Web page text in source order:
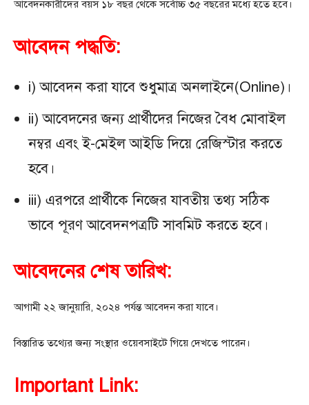
আবেদনকারীদের বয়স ১৮ বছর থেকে সর্বোচ্চ ৩৫ বছরের মধ্যে হতে হবে।
আবেদন পদ্ধতি:
i) আবেদন করা যাবে শুধুমাত্র অনলাইনে(Online)।
ii) আবেদনের জন্য প্রার্থীদের নিজের বৈধ মোবাইল
নম্বর এবং ই-মেইল আইডি দিয়ে রেজিস্টার করতে
হবে।
iii) এরপরে প্রার্থীকে নিজের যাবতীয় তথ্য সঠিক
ভাবে পূরণ আবেদনপত্রটি সাবমিট করতে হবে।
আবেদনের শেষ তারিখ:
আগামী ২২ জানুয়ারি, ২০২৪ পর্যন্ত আবেদন করা যাবে।
বিস্তারিত তথ্যের জন্য সংস্থার ওয়েবসাইটে গিয়ে দেখতে পারেন।
Important Link: